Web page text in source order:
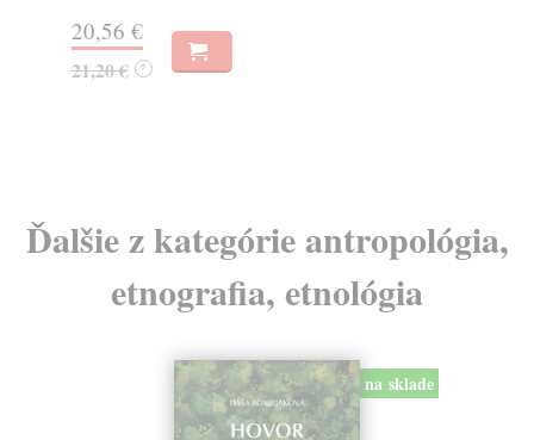
20,56 €
21,20 € ?
Ďalšie z kategórie antropológia,
etnografia, etnológia
na sklade